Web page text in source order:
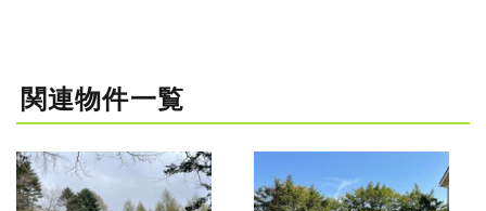
関連物件一覧